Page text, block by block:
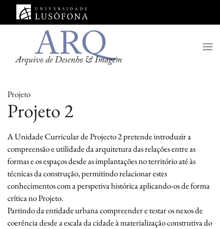
Saltar para o conteúdo principal
Projeto
Projeto 2
A Unidade Curricular de Projecto 2 pretende introduzir a
compreensão e utilidade da arquitetura das relações entre as
formas e os espaços desde as implantações no território até às
técnicas da construção, permitindo relacionar estes
conhecimentos com a perspetiva histórica aplicando-os de forma
crítica no Projeto.
Partindo da entidade urbana compreender e testar os nexos de
coerência desde a escala da cidade à materialização construtiva do